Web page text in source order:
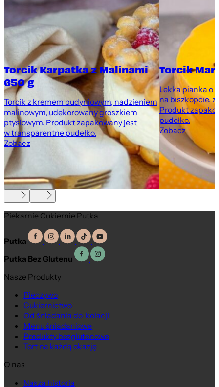
Torcik Karpatka z Malinami
650 g
Torcik z kremem budyniowym, nadzieniem
malinowym, udekorowany groszkiem
ptysiowym. Produkt zapakowany jest
w transparentne pudełko.
Zobacz
Torcik
Lekka pianka o
na biszkopcie,
Produkt
pudełko.
Zobacz
Piekarnie Cukiernie Putka
Putka
Putka Bez Glutenu
Nasze Produkty
Pieczywo
Cukiernictwo
Od śniadania do kolacji
Menu śniadaniowe
Produkty bezglutenowe
Tort na każdą okazję
O nas
Nasza historia